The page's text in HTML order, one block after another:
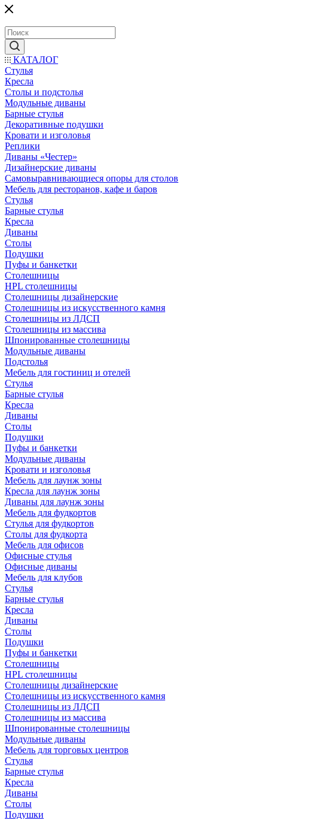
КАТАЛОГ
Стулья
Кресла
Столы и подстолья
Модульные диваны
Барные стулья
Декоративные подушки
Кровати и изголовья
Реплики
Диваны «Честер»
Дизайнерские диваны
Самовыравнивающиеся опоры для столов
Мебель для ресторанов, кафе и баров
Стулья
Барные стулья
Кресла
Диваны
Столы
Подушки
Пуфы и банкетки
Столешницы
HPL столешницы
Столешницы дизайнерские
Столешницы из искусственного камня
Столешницы из ЛДСП
Столешницы из массива
Шпонированные столешницы
Модульные диваны
Подстолья
Мебель для гостиниц и отелей
Стулья
Барные стулья
Кресла
Диваны
Столы
Подушки
Пуфы и банкетки
Модульные диваны
Кровати и изголовья
Мебель для лаунж зоны
Кресла для лаунж зоны
Диваны для лаунж зоны
Мебель для фудкортов
Стулья для фудкортов
Столы для фудкорта
Мебель для офисов
Офисные стулья
Офисные диваны
Мебель для клубов
Стулья
Барные стулья
Кресла
Диваны
Столы
Подушки
Пуфы и банкетки
Столешницы
HPL столешницы
Столешницы дизайнерские
Столешницы из искусственного камня
Столешницы из ЛДСП
Столешницы из массива
Шпонированные столешницы
Модульные диваны
Мебель для торговых центров
Стулья
Барные стулья
Кресла
Диваны
Столы
Подушки